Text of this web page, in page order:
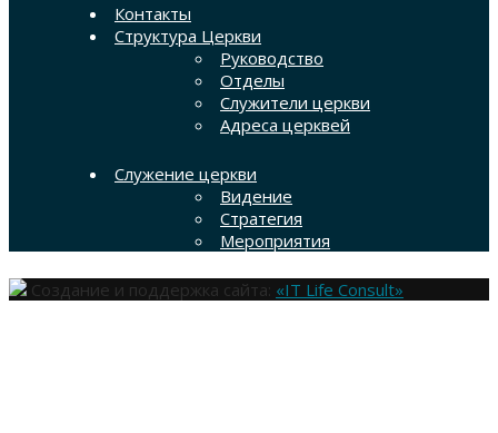
Контакты
Структура Церкви
Руководство
Отделы
Служители церкви
Адреса церквей
Служение церкви
Видение
Стратегия
Мероприятия
Создание и поддержка сайта: «IT Life Consult»